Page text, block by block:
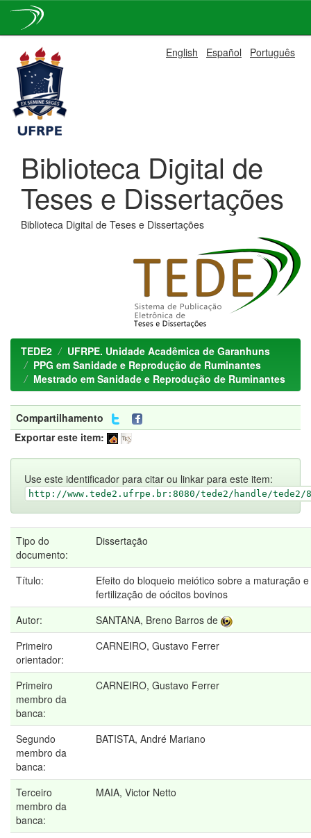
navigation
English Español Português
Biblioteca Digital de
Teses e Dissertações
Biblioteca Digital de Teses e Dissertações
TEDE2
UFRPE. Unidade Acadêmica de Garanhuns
PPG em Sanidade e Reprodução de Ruminantes
Mestrado em Sanidade e Reprodução de Ruminantes
Compartilhamento
Exportar este item:
Use este identificador para citar ou linkar para este item:
http://www.tede2.ufrpe.br:8080/tede2/handle/tede2/
Tipo do
documento:
Dissertação
Título:
Efeito do bloqueio meiótico sobre a maturação e
fertilização de oócitos bovinos
Autor:
SANTANA, Breno Barros de
Primeiro
orientador:
CARNEIRO, Gustavo Ferrer
Primeiro
membro da
banca:
CARNEIRO, Gustavo Ferrer
Segundo
membro da
banca:
BATISTA, André Mariano
Terceiro
membro da
banca:
MAIA, Victor Netto